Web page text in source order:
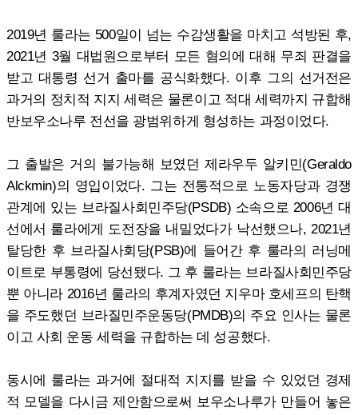
2019년 룰라는 500일이 넘는 수감생활을 마치고 석방된 후,
2021년 3월 대법원으로부터 모든 혐의에 대해 무죄 판결을
받고 대통령 선거 출마를 공식화했다. 이후 그의 선거전은
과거의 정치적 지지 세력은 물론이고 적대 세력까지 규합해
반보우소나루 전선을 광범위하게 형성하는 과정이었다.
그 출발은 거의 불가능해 보였던 제라우두 알키민(Geraldo
Alckmin)의 영입이었다. 그는 전통적으로 노동자당과 경쟁
관계에 있는 브라질사회민주당(PSDB) 소속으로 2006년 대
선에서 룰라에게 도전장을 내밀었다가 낙선했으나, 2021년
탈당한 후 브라질사회당(PSB)에 들어간 후 룰라의 러닝메
이트로 부통령에 당선됐다. 그 후 룰라는 브라질사회민주당
뿐 아니라 2016년 룰라의 후계자였던 지우마 호세프의 탄핵
을 주도했던 브라질민주운동당(PMDB)의 주요 인사는 물론
이고 사회 운동 세력을 규합하는 데 성공했다.
동시에 룰라는 과거에 절대적 지지를 받을 수 있었던 경제
적 모델을 다시금 제안함으로써 보우소나루가 만들어 놓은